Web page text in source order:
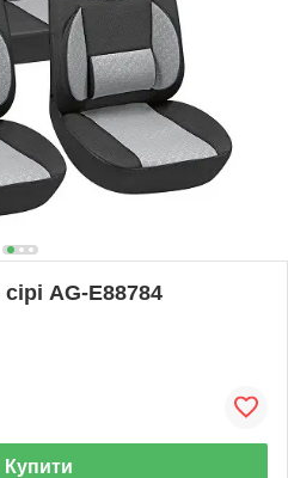
AG-E88784
Купити